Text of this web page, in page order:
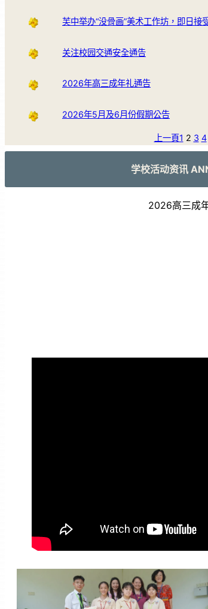
芙中举办“没骨画”美术工作坊，即日接
关注校园交通安全通告
2026年高三成年礼通告
2026年5月及6月份假期公告
上一頁1 2 3 4
学校活动资讯
2026高三成